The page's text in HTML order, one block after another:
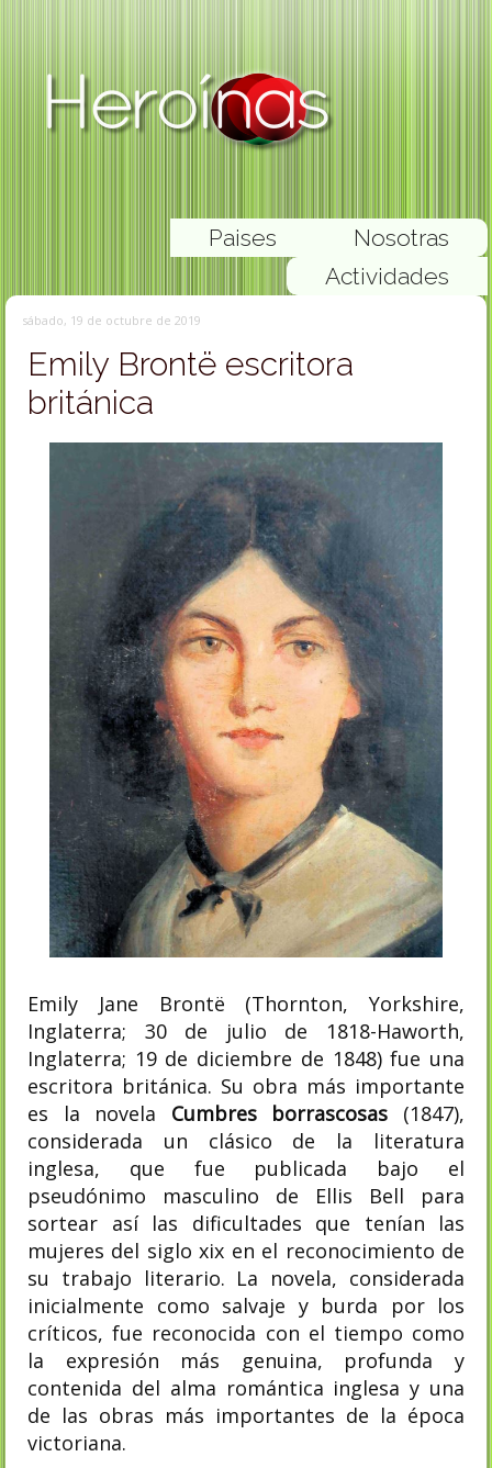
Nosotras
Paises
Actividades
sábado, 19 de octubre de 2019
Emily Brontë escritora
británica
Emily Jane Brontë (Thornton, Yorkshire,
Inglaterra; 30 de julio de 1818-Haworth,
Inglaterra; 19 de diciembre de 1848) fue una
escritora británica. Su obra más importante
es la novela Cumbres borrascosas (1847),
considerada un clásico de la literatura
inglesa, que fue publicada bajo el
pseudónimo masculino de Ellis Bell para
sortear así las dificultades que tenían las
mujeres del siglo xix en el reconocimiento de
su trabajo literario.​ La novela, considerada
inicialmente como salvaje y burda por los
críticos, fue reconocida con el tiempo como
la expresión más genuina, profunda y
contenida del alma romántica inglesa y una
de las obras más importantes de la época
victoriana.​